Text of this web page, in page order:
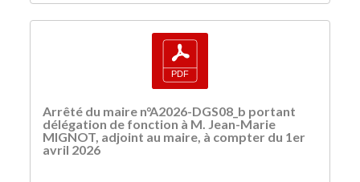
Arrêté du maire n°A2026-DGS08_b portant
délégation de fonction à M. Jean-Marie
MIGNOT, adjoint au maire, à compter du 1er
avril 2026